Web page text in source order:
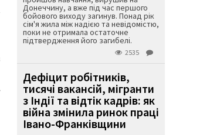
Донеччину, а вже під час першого
бойового виходу загинув. Понад рік
сім'я жила між надією та невідомістю,
поки не отримала остаточне
підтвердження його загибелі.
2535
Дефіцит робітників,
тисячі вакансій, мігранти
з Індії та відтік кадрів: як
війна змінила ринок праці
Івано-Франківщини